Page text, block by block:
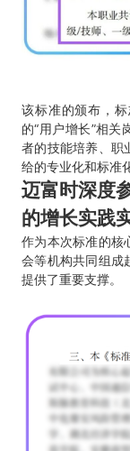
该标准的颁布，
的“用户增长”相
者的技能培养、职
给的专业化和标准
迈富时深度
的增长实践
作为本次标准的核
会等机构共同组成
提供了重要支撑。